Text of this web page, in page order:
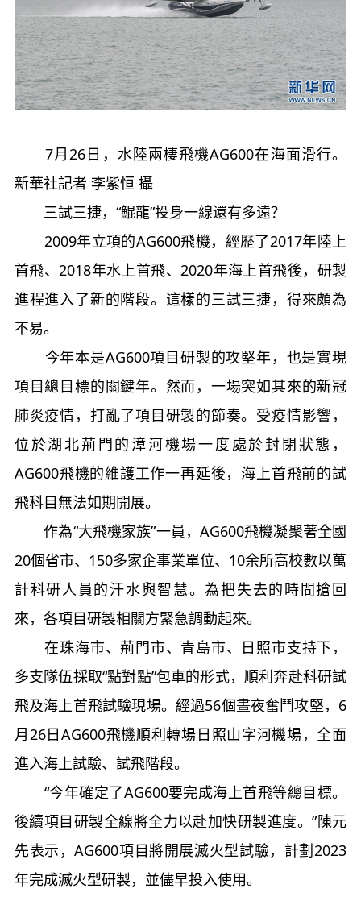
7月26日，水陸兩棲飛機AG600在海面滑行。
新華社記者 李紫恒 攝
三試三捷，“鯤龍”投身一線還有多遠？
2009年立項的AG600飛機，經歷了2017年陸上
首飛、2018年水上首飛、2020年海上首飛後，研製
進程進入了新的階段。這樣的三試三捷，得來頗為
不易。
今年本是AG600項目研製的攻堅年，也是實現
項目總目標的關鍵年。然而，一場突如其來的新冠
肺炎疫情，打亂了項目研製的節奏。受疫情影響，
位於湖北荊門的漳河機場一度處於封閉狀態，
AG600飛機的維護工作一再延後，海上首飛前的試
飛科目無法如期開展。
作為“大飛機家族”一員，AG600飛機凝聚著全國
20個省市、150多家企事業單位、10余所高校數以萬
計科研人員的汗水與智慧。為把失去的時間搶回
來，各項目研製相關方緊急調動起來。
在珠海市、荊門市、青島市、日照市支持下，
多支隊伍採取“點對點”包車的形式，順利奔赴科研試
飛及海上首飛試驗現場。經過56個晝夜奮鬥攻堅，6
月26日AG600飛機順利轉場日照山字河機場，全面
進入海上試驗、試飛階段。
“今年確定了AG600要完成海上首飛等總目標。
後續項目研製全線將全力以赴加快研製進度。”陳元
先表示，AG600項目將開展滅火型試驗，計劃2023
年完成滅火型研製，並儘早投入使用。